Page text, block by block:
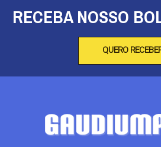
RECEBA NOSSO
QUERO